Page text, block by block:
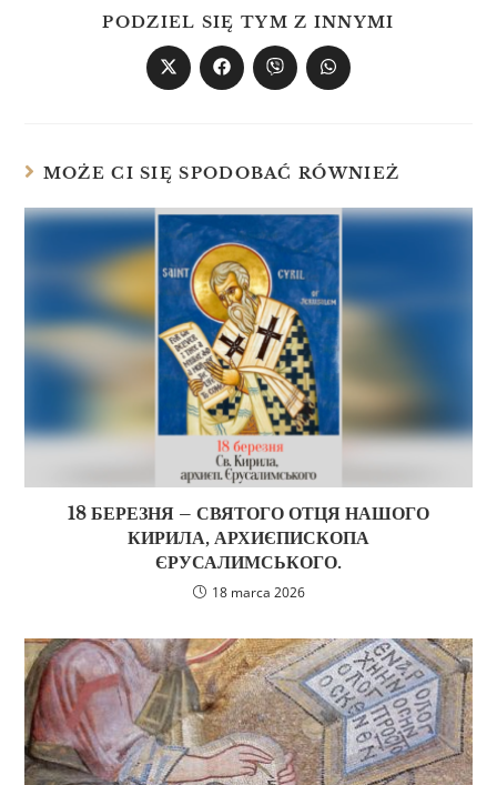
PODZIEL SIĘ TYM Z INNYMI
MOŻE CI SIĘ SPODOBAĆ RÓWNIEŻ
18 БЕРЕЗНЯ – СВЯТОГО ОТЦЯ НАШОГО
КИРИЛА, АРХИЄПИСКОПА
ЄРУСАЛИМСЬКОГО.
18 marca 2026